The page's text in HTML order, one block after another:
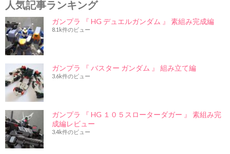
人気記事ランキング
ガンプラ 『 HG デュエルガンダム 』 素組み完成編
8.1k件のビュー
ガンプラ 『 バスター ガンダム 』 組み立て編
3.6k件のビュー
ガンプラ 『 HG １０５スローターダガー 』 素組み完
成編レビュー
3.4k件のビュー